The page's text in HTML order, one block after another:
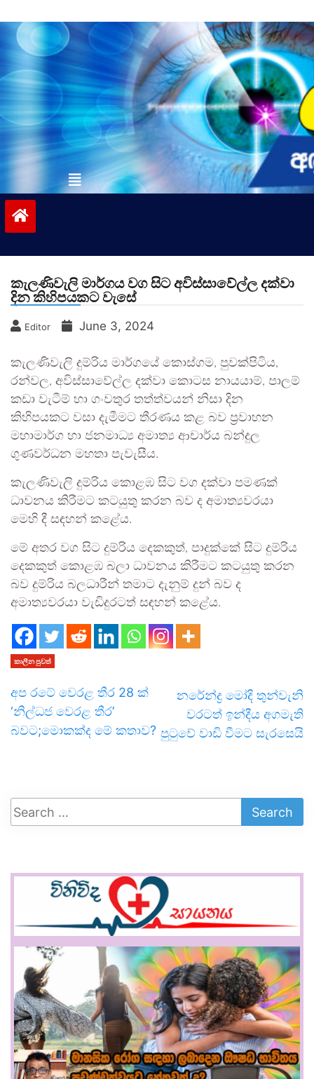
to
contentvinivida.lk
කැලණිවැලි මාර්ගය වග සිට අවිස්සාවේල්ල දක්වා
දින කිහිපයකට වැසේ
Editor June 3, 2024
කැලණිවැලි දුම්රිය මාර්ගයේ කොස්ගම, පුවක්පිටිය,
රන්වල, අවිස්සාවේල්ල දක්වා කොටස නායයාම්, පාලම්
කඩා වැටීම් හා ගංවතුර තත්ත්වයන් නිසා දින
කිහිපයකට වසා දැමීමට තීරණය කළ බව ප්‍රවාහන
මහාමාර්ග හා ජනමාධ්‍ය අමාත්‍ය ආචාර්ය බන්දුල
ගුණවර්ධන මහතා පැවැසීය.
කැලණිවැලි දුම්රිය කොළඹ සිට වග දක්වා පමණක්
ධාවනය කිරීමට කටයුතු කරන බව ද අමාත්‍යවරයා
මෙහි දී සඳහන් කළේය.
මේ අතර වග සිට දුම්රිය දෙකකුත්, පාදුක්කේ සිට දුම්රිය
දෙකකුත් කොළඹ බලා ධාවනය කිරීමට කටයුතු කරන
බව දුම්රිය බලධාරීන් තමාට දැනුම් දුන් බව ද
අමාත්‍යවරයා වැඩිදුරටත් සඳහන් කළේය.
කාලීන පුවත්
අප රටේ වෙරළ තීර 28 ක්
‘නිල්ධජ වෙරළ තීර’
බවට;මොකක්ද මේ කතාව?
නරේන්ද්‍ර මෝදි තුන්වැනි
වරටත් ඉන්දීය අගමැති
පුටුවේ වාඩි වීමට සැරසෙයි